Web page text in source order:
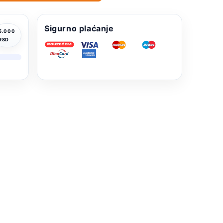
Sigurno plaćanje